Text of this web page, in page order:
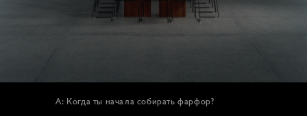
А: Когда ты начала собирать фарфор?